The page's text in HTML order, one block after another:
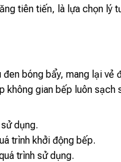
tiên tiến, là lựa chọn lý
bóng bẩy, mang lại vẻ
không gian bếp luôn sạch
dụng.
trình khởi động bếp.
trình sử dụng.